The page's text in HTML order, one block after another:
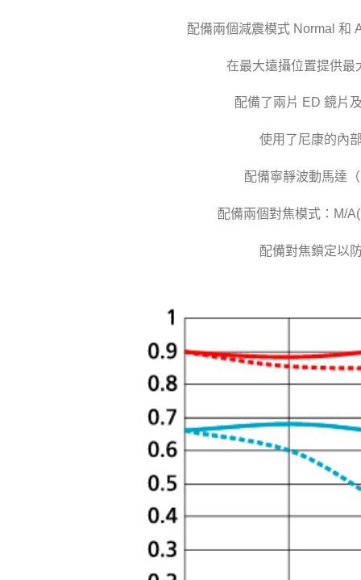
配備兩個減震模式 Normal 和
在最大遠攝位置提供最
配備了兩片 ED 鏡片
使用了尼康的內
配備寧靜波動馬達
配備兩個對焦模式：M/
配備對焦鎖定以